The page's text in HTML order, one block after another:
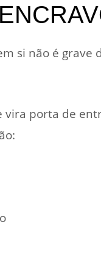
si não é grave
vira porta de